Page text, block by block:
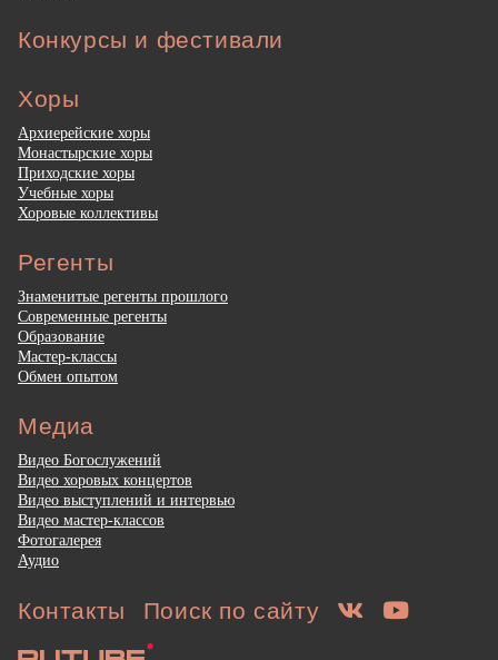
Конкурсы и фестивали
Хоры
Архиерейские хоры
Монастырские хоры
Приходские хоры
Учебные хоры
Хоровые коллективы
Регенты
Знаменитые регенты прошлого
Современные регенты
Образование
Мастер-классы
Обмен опытом
Медиа
Видео Богослужений
Видео хоровых концертов
Видео выступлений и интервью
Видео мастер-классов
Фотогалерея
Аудио
Контакты Поиск по сайту